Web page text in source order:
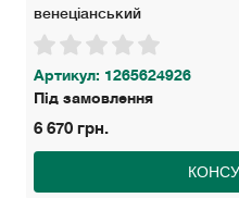
венеціанський
Артикул: 1265624926
Під замовлення
6 670 грн.